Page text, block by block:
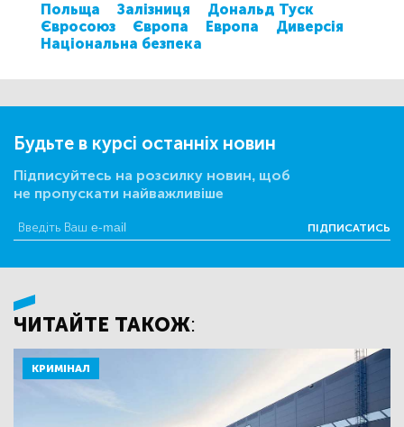
Польща Залізниця
Дональд Туск
Євросоюз
Європа Европа
Диверсія
Національна безпека
Будьте в курсі останніх новин
Підписуйтесь на розсилку новин, щоб
не пропускати найважливіше
ПІДПИСАТИСЬ
ЧИТАЙТЕ ТАКОЖ:
КРИМІНАЛ